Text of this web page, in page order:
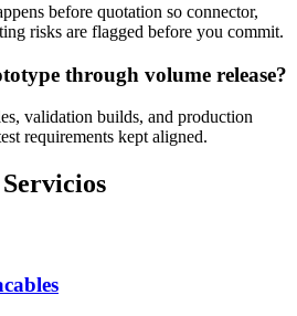
before quotation so connector,
risks are flagged before you commit.
through volume release?
validation builds, and production
requirements kept aligned.